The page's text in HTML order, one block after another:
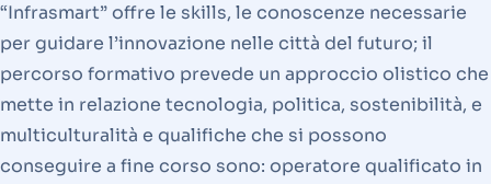
“Infrasmart” offre le skills, le conoscenze necessarie
per guidare l’innovazione nelle città del futuro; il
percorso formativo prevede un approccio olistico che
mette in relazione tecnologia, politica, sostenibilità, e
multiculturalità e qualifiche che si possono
conseguire a fine corso sono: operatore qualificato in